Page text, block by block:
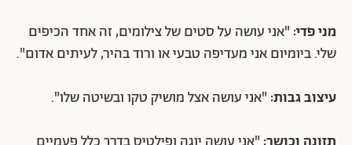
מני פדי: "אני עושה על סטים של צילומים, זה אחד הכיפים
שלי. ביומיום אני מעדיפה טבעי או ורוד בהיר, לעיתים אדום".
עיצוב גבות: "אני עושה אצל מושיק טקו ובשיטה שלו".